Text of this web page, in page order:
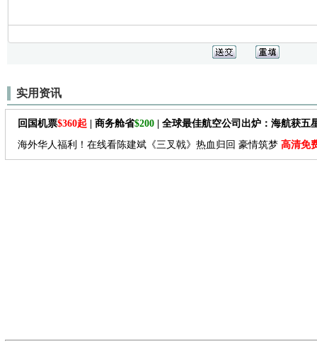
实用资讯
回国机票$360起 | 商务舱省$200 | 全球最佳航空公司出炉：海航获五
海外华人福利！在线看陈建斌《三叉戟》热血归回 豪情筑梦 高清免